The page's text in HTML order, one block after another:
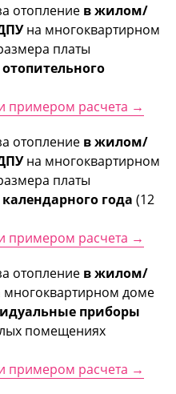
отопление в жилом/
на многоквартирном
платы
примером расчета →
отопление в жилом/
на многоквартирном
платы
года (12
примером расчета →
отопление в жилом/
многоквартирном доме
приборы
помещениях
примером расчета →